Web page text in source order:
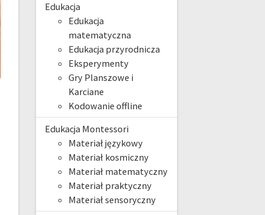
Edukacja
Edukacja
matematyczna
Edukacja przyrodnicza
Eksperymenty
Gry Planszowe i
Karciane
Kodowanie offline
Edukacja Montessori
Materiał językowy
Materiał kosmiczny
Materiał matematyczny
Materiał praktyczny
Materiał sensoryczny